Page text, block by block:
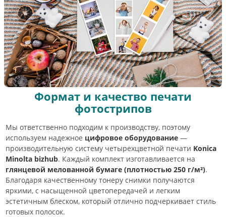
Формат и качество печати
фотострипов
Мы ответственно подходим к производству, поэтому
используем надежное цифровое оборудование —
производительную систему четырехцветной печати Konica
Minolta bizhub. Каждый комплект изготавливается на
глянцевой мелованной бумаге (плотностью 250 г/м²).
Благодаря качественному тонеру снимки получаются
яркими, с насыщенной цветопередачей и легким
эстетичным блеском, который отлично подчеркивает стиль
готовых полосок.